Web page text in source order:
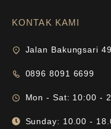
KONTAK KAMI
Jalan Bakungsari
0896 8091 6699
Mon - Sat: 10:00 -
Sunday: 10.00 -